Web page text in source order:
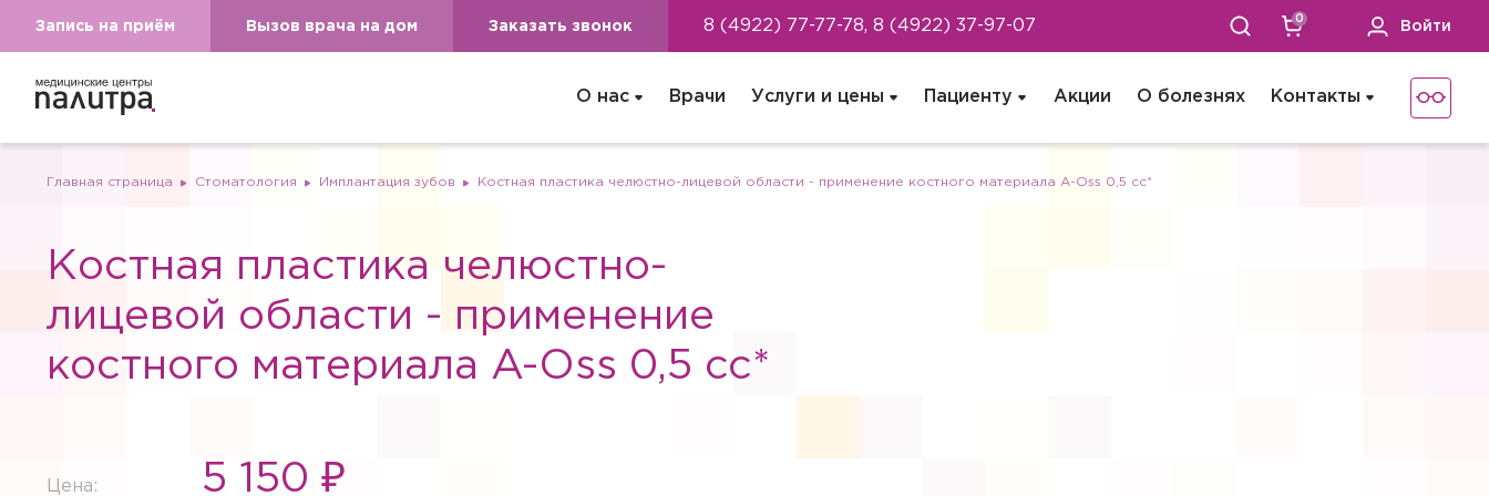
Запись на приём Вызов врача на дом Заказать звонок 8 (4922) 77-77-78, 8 (4922) 37-97-07 0
Войти
О нас Врачи Услуги и цены Пациенту Акции О болезнях Контакты
Главная страница Стоматология Имплантация зубов Костная пластика челюстно-лицевой области - применение костного материала A-Oss 0,5 cc*
Костная пластика челюстно-
лицевой области - применение
костного материала A-Oss 0,5 cc*
Цена: 5 150 ₽